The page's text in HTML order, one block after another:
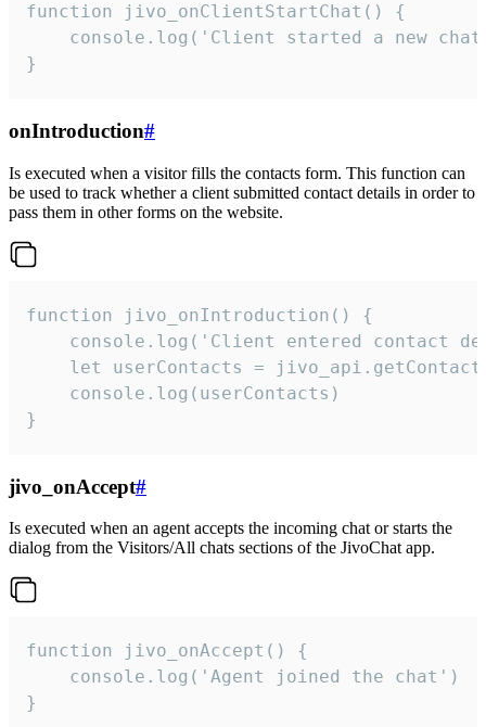
function jivo_onClientStartChat() {
console.log('Client started a new
}
onIntroduction#
Is executed when a visitor fills the contacts form. This function can
be used to track whether a client submitted contact details in order to
pass them in other forms on the website.
function jivo_onIntroduction() {
console.log('Client entered contact
let userContacts =
    console.log(userContacts)
}
jivo_onAccept#
Is executed when an agent accepts the incoming chat or starts the
dialog from the Visitors/All chats sections of the JivoChat app.
function jivo_onAccept() {
}